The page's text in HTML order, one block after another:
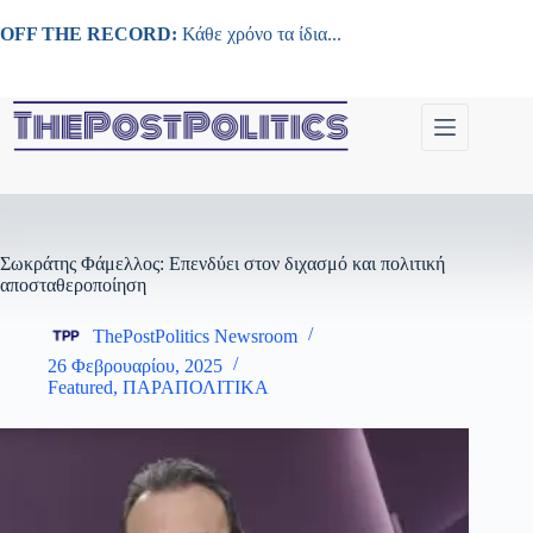
στο
OFF THE RECORD: Κάθε χρόνο τα ίδια...
Σωκράτης Φάμελλος: Επενδύει στον διχασμό και πολιτική
αποσταθεροποίηση
ThePostPolitics Newsroom
26 Φεβρουαρίου, 2025
Featured, ΠΑΡΑΠΟΛΙΤΙΚΑ